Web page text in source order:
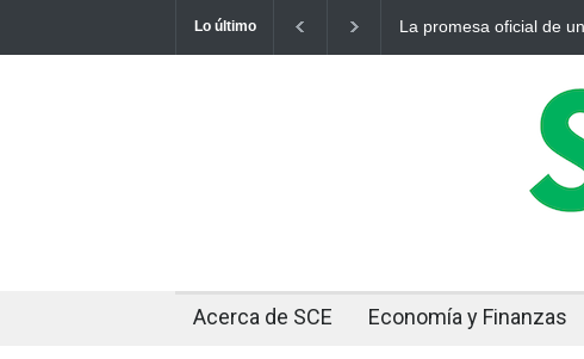
Lo último
un dólar a 10 bolivianos se desinfla mientras el mercado marca
Acerca de SCE Economía y Finanzas